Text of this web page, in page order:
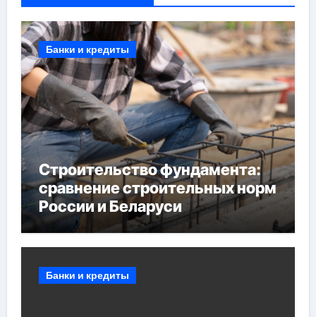
Банки и кредиты
Строительство фундамента:
сравнение строительных норм
России и Беларуси
Банки и кредиты